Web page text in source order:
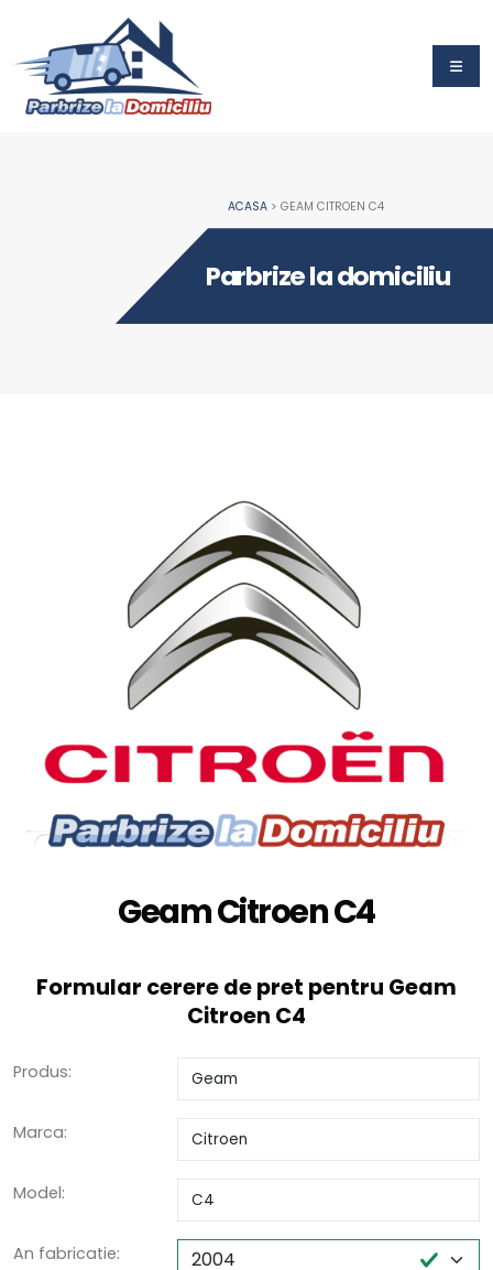
ACASA> GEAM CITROEN C4
Parbrize la domiciliu
Geam Citroen C4
Formular cerere de pret pentru Geam
Citroen C4
Produs:
Marca:
Model:
An fabricatie: